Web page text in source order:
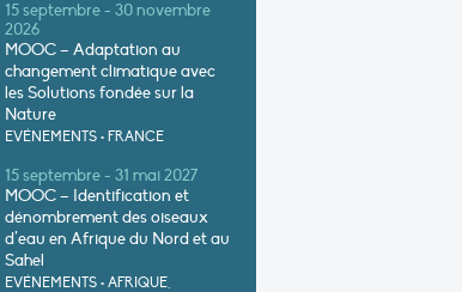
15 septembre - 30 novembre
2026
MOOC – Adaptation au
changement climatique avec
les Solutions fondée sur la
Nature
EVÉNEMENTS • FRANCE
15 septembre - 31 mai 2027
MOOC – Identification et
dénombrement des oiseaux
d’eau en Afrique du Nord et au
Sahel
EVÉNEMENTS • AFRIQUE,